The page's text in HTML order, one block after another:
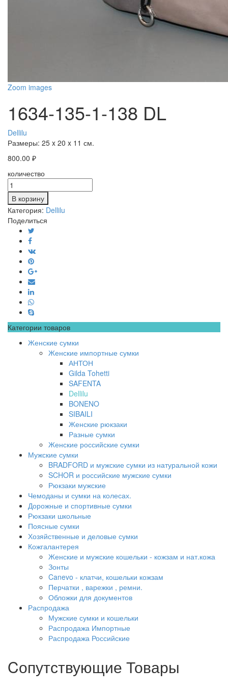
Zoom images
1634-135-1-138 DL
Dellilu
Размеры: 25 x 20 x 11 см.
800.00 ₽
количество
В корзину
Категория: Dellilu
Поделиться
Категории товаров
Женские сумки
Женские импортные сумки
АНТОН
Gilda Tohetti
SAFENTA
Dellilu
BONENO
SIBAILI
Женские рюкзаки
Разные сумки
Женские российские сумки
Мужские сумки
BRADFORD и мужские сумки из натуральной кожи
SCHOR и российские мужские сумки
Рюкзаки мужские
Чемоданы и сумки на колесах.
Дорожные и спортивные сумки
Рюкзаки школьные
Поясные сумки
Хозяйственные и деловые сумки
Кожгалантерея
Женские и мужские кошельки - кожзам и нат.кожа
Зонты
Canevo - клатчи, кошельки кожзам
Перчатки , варежки , ремни.
Обложки для документов
Распродажа
Мужские сумки и кошельки
Распродажа Импортные
Распродажа Российские
Cопутствующие Товары